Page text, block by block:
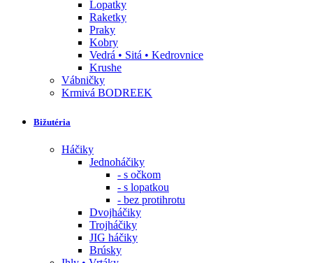
Lopatky
Raketky
Praky
Kobry
Vedrá • Sitá • Kedrovnice
Krushe
Vábničky
Krmivá BODREEK
Bižutéria
Háčiky
Jednoháčiky
- s očkom
- s lopatkou
- bez protihrotu
Dvojháčiky
Trojháčiky
JIG háčiky
Brúsky